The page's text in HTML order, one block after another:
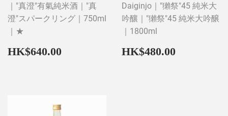
｜"真澄"有氣純米酒｜"真
澄"スパークリング｜750ml
｜★
Regular
price
HK$640.00 HK$640.00
Daiginjo｜"獺祭"45 純米大
吟釀｜"獺祭"45 純米大吟醸
｜1800ml
Regular
price
HK$480.00